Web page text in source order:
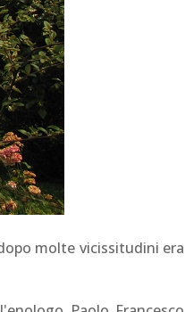
molte vicissitudini era